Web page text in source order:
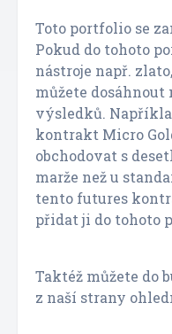
Toto portfolio se
Pokud do tohoto
nástroje např.
můžete
výsledků.
kontrakt Micro
obchodovat s
marže než u
tento futures
přidat ji do tohoto
Taktéž můžete do
z naší strany